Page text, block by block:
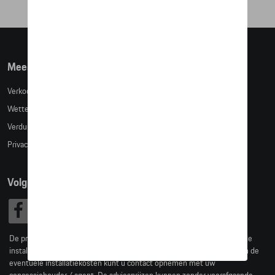
Meer info
Verkoopsvoorwaarden
Wettelijke bepalingen
Verduidelijking kledingmaten
Privacybeleid
Volg Ons
De prijzen op deze site zijn adviesprijzen (incl. btw), exclusief eventuele
installatiekosten. Voor meer informatie over de actuele verkoopprijs en de
eventuele installatiekosten kunt u contact opnemen met uw